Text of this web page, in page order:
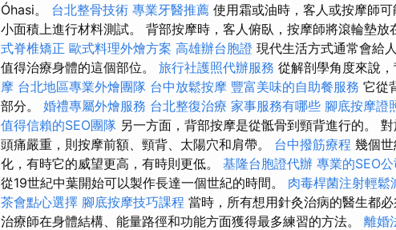
Óhasi。 台北整骨技術 專業牙醫推薦 使用霜或油時，客人或按摩師
小面積上進行材料測試。 背部按摩時，客人俯臥，按摩師將滾輪墊放
式脊椎矯正 歐式料理外燴方案 高雄辦台胞證 現代生活方式通常會給
值得治療身體的這個部位。 旅行社護照代辦服務 從解剖學角度來說
摩 台北地區專業外燴團隊 台中放鬆按摩 豐富美味的自助餐服務 它從
部分。 婚禮專屬外燴服務 台北整復治療 家事服務有哪些 腳底按摩證
值得信賴的SEO團隊 另一方面，背部按摩是從骶骨到頸背進行的。
頭痛嚴重，則按摩前額、頸背、太陽穴和肩帶。 台中撥筋療程 幾個
化，有時它的威望更高，有時則更低。 基隆台胞證代辦 專業的SEO公
從19世紀中葉開始可以製作長達一個世紀的時間。 肉毒桿菌注射輕鬆
茶會點心選擇 腳底按摩技巧課程 當時，所有想用針灸治病的醫生都
治療師在身體結構、能量路徑和功能方面獲得最多練習的方法。 離婚